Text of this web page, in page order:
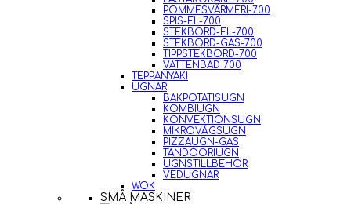
POMMESVÄRMERI-700
SPIS-EL-700
STEKBORD-EL-700
STEKBORD-GAS-700
TIPPSTEKBORD-700
VATTENBAD 700
TEPPANYAKI
UGNAR
BAKPOTATISUGN
KOMBIUGN
KONVEKTIONSUGN
MIKROVÅGSUGN
PIZZAUGN-GAS
TANDOORIUGN
UGNSTILLBEHÖR
VEDUGNAR
WOK
SMÅ MASKINER